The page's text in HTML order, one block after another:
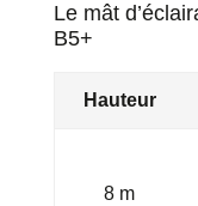
Le mât
B5+
Hauteur
8 m